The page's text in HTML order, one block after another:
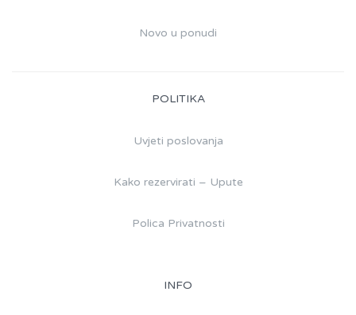
Novo u ponudi
POLITIKA
Uvjeti poslovanja
Kako rezervirati – Upute
Polica Privatnosti
INFO